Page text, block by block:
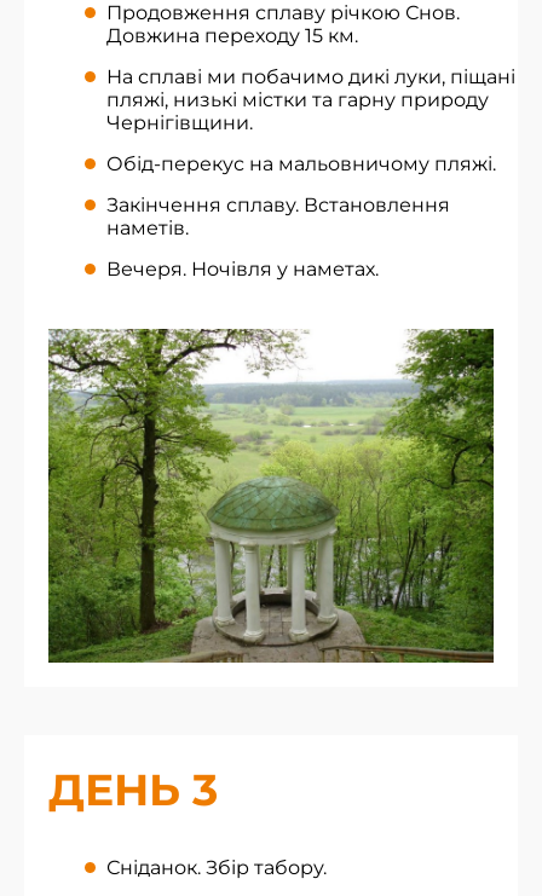
Продовження сплаву річкою Снов.
Довжина переходу 15 км.
На сплаві ми побачимо дикі луки, піщані
пляжі, низькі містки та гарну природу
Чернігівщини.
Обід-перекус на мальовничому пляжі.
Закінчення сплаву. Встановлення
наметів.
Вечеря. Ночівля у наметах.
ДЕНЬ 3
Сніданок. Збір табору.